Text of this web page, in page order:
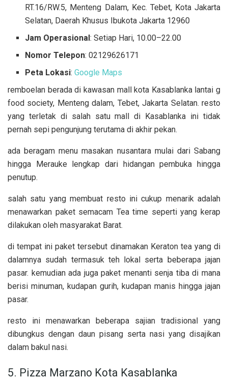
RT.16/RW.5, Menteng Dalam, Kec. Tebet, Kota Jakarta
Selatan, Daerah Khusus Ibukota Jakarta 12960
Jam Operasional: Setiap Hari, 10.00–22.00
Nomor Telepon: 02129626171
Peta Lokasi:Google Maps
remboelan berada di kawasan mall kota Kasablanka lantai g
food society, Menteng dalam, Tebet, Jakarta Selatan. resto
yang terletak di salah satu mall di Kasablanka ini tidak
pernah sepi pengunjung terutama di akhir pekan.
ada beragam menu masakan nusantara mulai dari Sabang
hingga Merauke lengkap dari hidangan pembuka hingga
penutup.
salah satu yang membuat resto ini cukup menarik adalah
menawarkan paket semacam Tea time seperti yang kerap
dilakukan oleh masyarakat Barat.
di tempat ini paket tersebut dinamakan Keraton tea yang di
dalamnya sudah termasuk teh lokal serta beberapa jajan
pasar. kemudian ada juga paket menanti senja tiba di mana
berisi minuman, kudapan gurih, kudapan manis hingga jajan
pasar.
resto ini menawarkan beberapa sajian tradisional yang
dibungkus dengan daun pisang serta nasi yang disajikan
dalam bakul nasi.
5. Pizza Marzano Kota Kasablanka